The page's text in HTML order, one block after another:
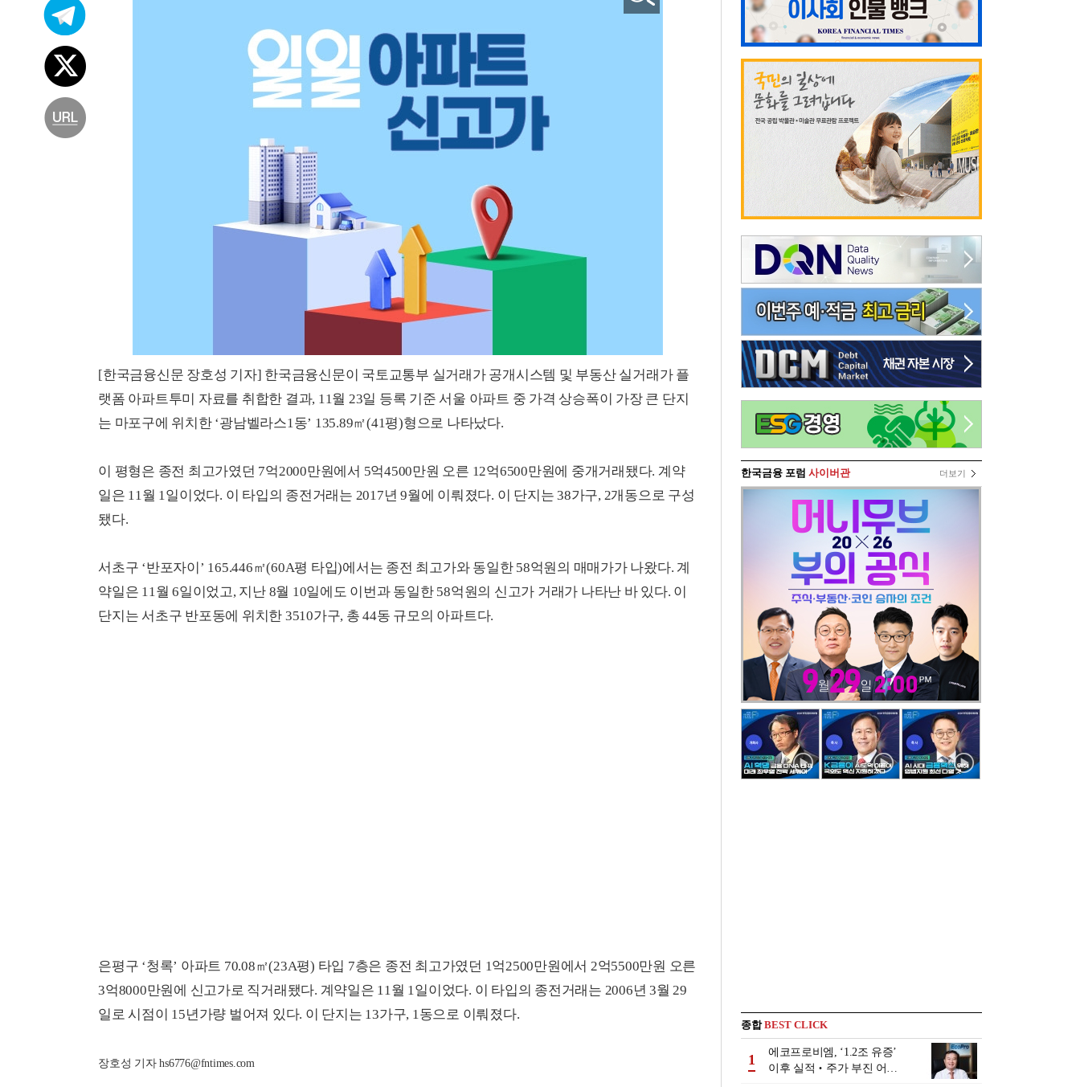
[한국금융신문 장호성 기자] 한국금융신문이 국토교통부 실거래가 공개시스템 및 부동산 실거래가 플
랫폼 아파트투미 자료를 취합한 결과, 11월 23일 등록 기준 서울 아파트 중 가격 상승폭이 가장 큰 단지
는 마포구에 위치한 ‘광남벨라스1동’ 135.89㎡(41평)형으로 나타났다.
이 평형은 종전 최고가였던 7억2000만원에서 5억4500만원 오른 12억6500만원에 중개거래됐다. 계약
일은 11월 1일이었다. 이 타입의 종전거래는 2017년 9월에 이뤄졌다. 이 단지는 38가구, 2개동으로 구성
됐다.
서초구 ‘반포자이’ 165.446㎡(60A평 타입)에서는 종전 최고가와 동일한 58억원의 매매가가 나왔다. 계
약일은 11월 6일이었고, 지난 8월 10일에도 이번과 동일한 58억원의 신고가 거래가 나타난 바 있다. 이
단지는 서초구 반포동에 위치한 3510가구, 총 44동 규모의 아파트다.
은평구 ‘청록’ 아파트 70.08㎡(23A평) 타입 7층은 종전 최고가였던 1억2500만원에서 2억5500만원 오른
3억8000만원에 신고가로 직거래됐다. 계약일은 11월 1일이었다. 이 타입의 종전거래는 2006년 3월 29
일로 시점이 15년가량 벌어져 있다. 이 단지는 13가구, 1동으로 이뤄졌다.
장호성 기자 hs6776@fntimes.com
한국금융 포럼 사이버관 더보기
종합BEST CLICK
1
에코프로비엠, ‘1.2조 유증’
이후 실적‧주가 부진 어쩌